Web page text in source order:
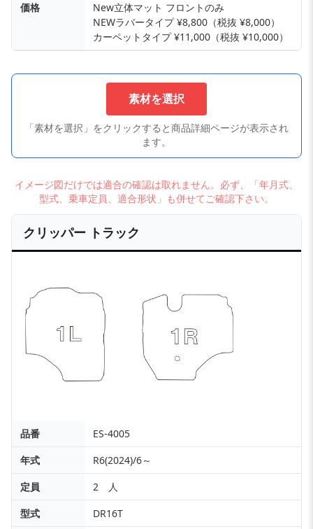
価格
New立体マット フロントのみ
NEWラバータイプ ¥8,800（税抜 ¥8,000）
カーペットタイプ ¥11,000（税抜 ¥10,000）
素材を選択
「素材を選択」をクリックすると商品詳細ページが表示され
ます。
イメージ図だけでは適合の確認は取れません。必ず、「年月式、
型式、乗車定員、適合形状」も併せてご確認下さい。
クリッパー トラック
品番
ES-4005
年式
R6(2024)/6～
定員
2 人
型式
DR16T